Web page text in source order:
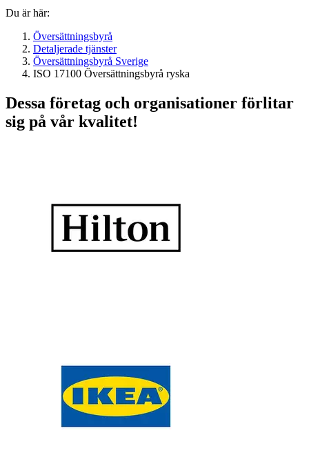
Du är här:
Översättningsbyrå
Detaljerade tjänster
Översättningsbyrå Sverige
ISO 17100 Översättningsbyrå ryska
Dessa företag och organisationer förlitar
sig på vår kvalitet!